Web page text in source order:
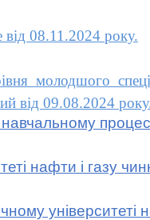
08.11.2024 року.
молодшого
від 09.08.2024
нафти і газу
університеті